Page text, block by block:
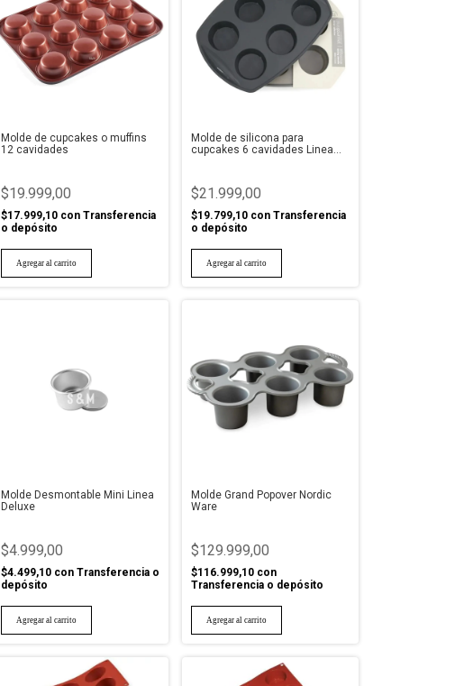
Molde de cupcakes o muffins
12 cavidades
$19.999,00
$17.999,10 con Transferencia
o depósito
Molde de silicona para
cupcakes 6 cavidades Linea
$21.999,00
$19.799,10 con Transferencia
o depósito
Molde Desmontable Mini Linea
Deluxe
$4.999,00
$4.499,10 con Transferencia o
depósito
Molde Grand Popover Nordic
Ware
$129.999,00
$116.999,10 con
Transferencia o depósito